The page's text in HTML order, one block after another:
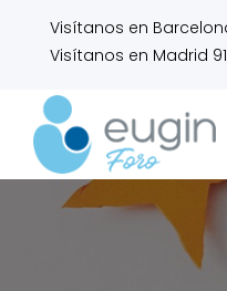
Visítanos en
Visítanos en Madrid